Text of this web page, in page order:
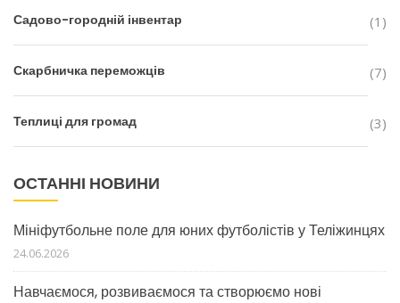
Садово-городній інвентар (1)
Скарбничка переможців (7)
Теплиці для громад (3)
ОСТАННІ НОВИНИ
Мініфутбольне поле для юних футболістів у Теліжинцях
24.06.2026
Навчаємося, розвиваємося та створюємо нові